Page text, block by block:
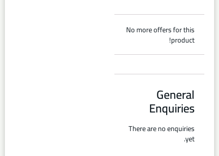
No more offers for this
product!
General
Enquiries
There are no enquiries
yet.